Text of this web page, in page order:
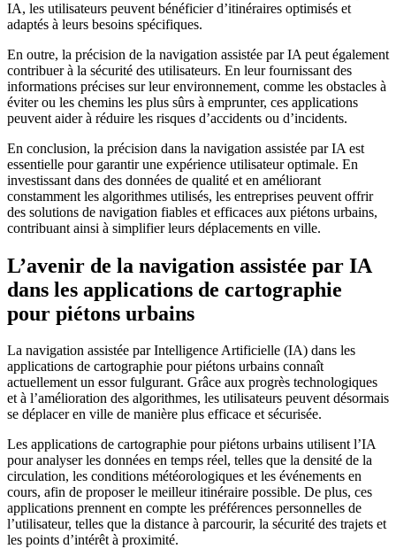
IA, les utilisateurs peuvent bénéficier d’itinéraires optimisés et
adaptés à leurs besoins spécifiques.
En outre, la précision de la navigation assistée par IA peut également
contribuer à la sécurité des utilisateurs. En leur fournissant des
informations précises sur leur environnement, comme les obstacles à
éviter ou les chemins les plus sûrs à emprunter, ces applications
peuvent aider à réduire les risques d’accidents ou d’incidents.
En conclusion, la précision dans la navigation assistée par IA est
essentielle pour garantir une expérience utilisateur optimale. En
investissant dans des données de qualité et en améliorant
constamment les algorithmes utilisés, les entreprises peuvent offrir
des solutions de navigation fiables et efficaces aux piétons urbains,
contribuant ainsi à simplifier leurs déplacements en ville.
L’avenir de la navigation assistée par IA
dans les applications de cartographie
pour piétons urbains
La navigation assistée par Intelligence Artificielle (IA) dans les
applications de cartographie pour piétons urbains connaît
actuellement un essor fulgurant. Grâce aux progrès technologiques
et à l’amélioration des algorithmes, les utilisateurs peuvent désormais
se déplacer en ville de manière plus efficace et sécurisée.
Les applications de cartographie pour piétons urbains utilisent l’IA
pour analyser les données en temps réel, telles que la densité de la
circulation, les conditions météorologiques et les événements en
cours, afin de proposer le meilleur itinéraire possible. De plus, ces
applications prennent en compte les préférences personnelles de
l’utilisateur, telles que la distance à parcourir, la sécurité des trajets et
les points d’intérêt à proximité.